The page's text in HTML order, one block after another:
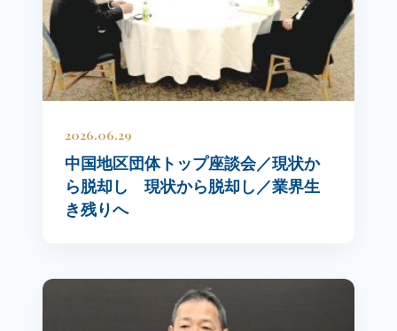
2026.06.29
中国地区団体トップ座談会／現状か
ら脱却し 現状から脱却し／業界生
き残りへ